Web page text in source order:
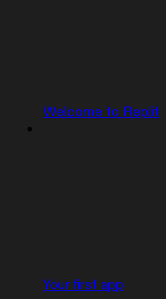
Welcome to Replit
Your first app